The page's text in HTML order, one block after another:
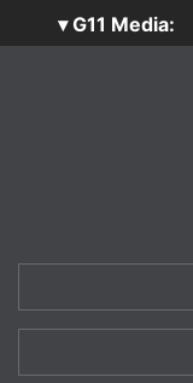
▾ G11 Media:
SecurityOpenLab